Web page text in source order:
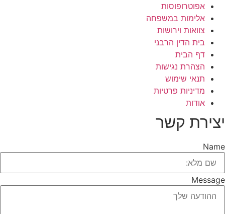
אפוטרופוסות
אלימות במשפחה
צוואות וירושות
בית הדין הרבני
דף הבית
הצהרת נגישות
תנאי שימוש
מדיניות פרטיות
אודות
יצירת קשר
Name
Message